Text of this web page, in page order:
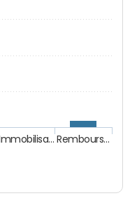
Immobilisa… Rembours…